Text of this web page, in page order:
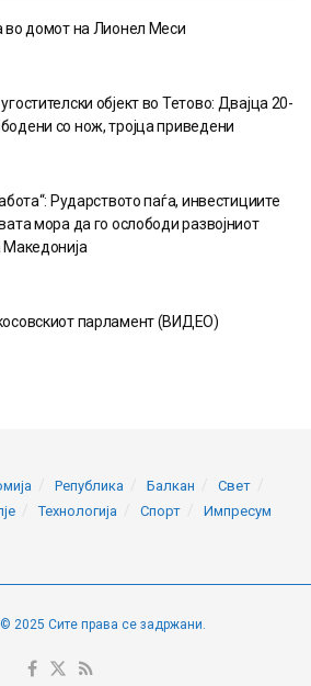
во домот на Лионел Меси
објект во Тетово: Двајца 20-
со нож, тројца приведени
Рударството паѓа, инвестициите
мора да го ослободи развојниот
Македонија
парламент (ВИДЕО)
Република Балкан
Свет
Технологија Спорт Импресум
2025 Сите права се задржани.